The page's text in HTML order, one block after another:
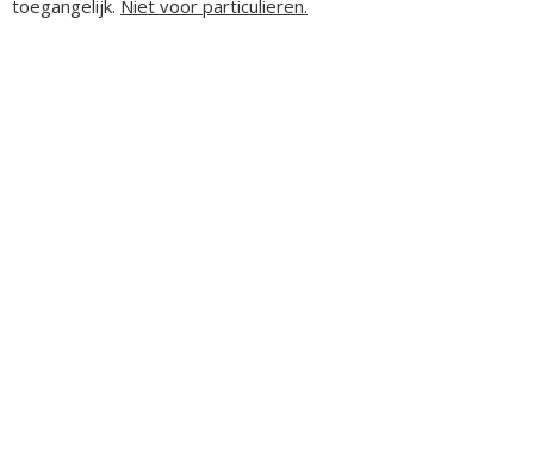
toegangelijk. Niet voor particulieren.